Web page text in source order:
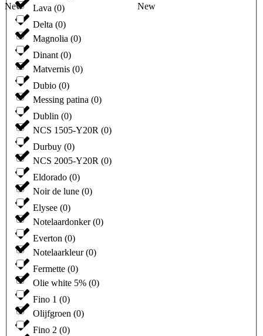
Delta (0)
Dinant (0)
Dubio (0)
Dublin (0)
Durbuy (0)
Eldorado (0)
Elysee (0)
Everton (0)
Fermette (0)
Fino 1 (0)
Fino 2 (0)
Lava (0)
Magnolia (0)
Matvernis (0)
Messing patina (0)
NCS 1505-Y20R (0)
NCS 2005-Y20R (0)
Noir de lune (0)
Notelaardonker(0)
Notelaarkleur(0)
Olie white 5% (0)
Olijfgroen (0)
New New